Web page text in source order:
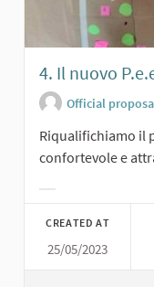
4. Il nuovo
Official
Riqualifichiamo il
confortevole e
CREATED AT
25/05/2023